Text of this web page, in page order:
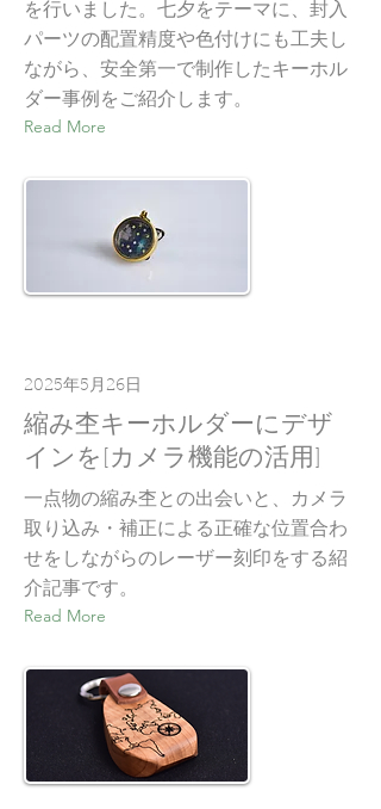
を行いました。七夕をテーマに、封入
パーツの配置精度や色付けにも工夫し
ながら、安全第一で制作したキーホル
ダー事例をご紹介します。
Read More
2025年5月26日
縮み杢キーホルダーにデザ
インを[カメラ機能の活用]
一点物の縮み杢との出会いと、カメラ
取り込み・補正による正確な位置合わ
せをしながらのレーザー刻印をする紹
介記事です。
Read More